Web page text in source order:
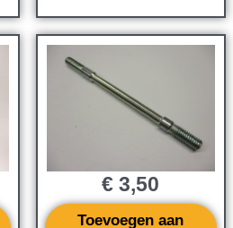
€ 3,50
Toevoegen aan